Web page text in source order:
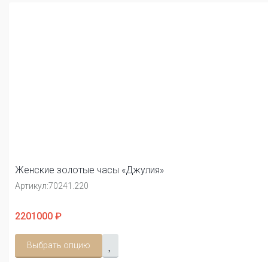
Женские золотые часы «Джулия»
Артикул:70241.220
2201000 ₽
Выбрать опцию